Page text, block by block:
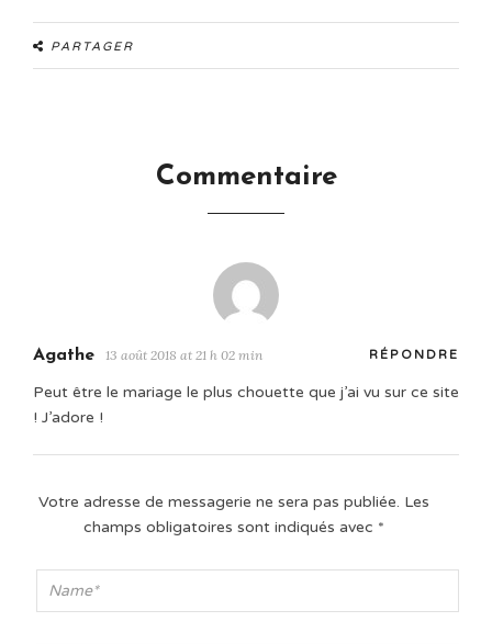
PARTAGER
Commentaire
Agathe 13 août 2018 at 21 h 02 min RÉPONDRE
Peut être le mariage le plus chouette que j’ai vu sur ce site
! J’adore !
Votre adresse de messagerie ne sera pas publiée. Les
champs obligatoires sont indiqués avec *